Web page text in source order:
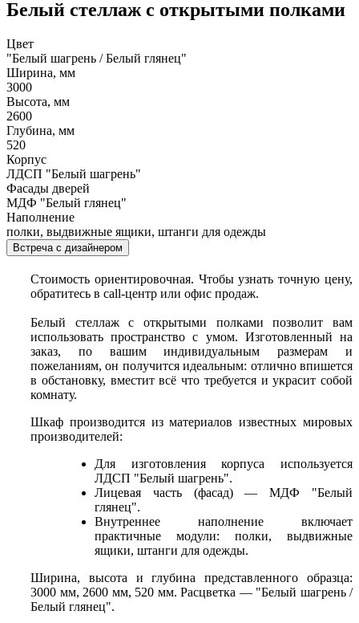
Белый стеллаж с открытыми полками
Цвет
"Белый шагрень / Белый глянец"
Ширина, мм
3000
Высота, мм
2600
Глубина, мм
520
Корпус
ЛДСП "Белый шагрень"
Фасады дверей
МДФ "Белый глянец"
Наполнение
полки, выдвижные ящики, штанги для одежды
Встреча с дизайнером
Стоимость ориентировочная. Чтобы узнать точную цену,
обратитесь в call-центр или офис продаж.
Белый стеллаж с открытыми полками позволит вам
использовать пространство с умом. Изготовленный на
заказ, по вашим индивидуальным размерам и
пожеланиям, он получится идеальным: отлично впишется
в обстановку, вместит всё что требуется и украсит собой
комнату.
Шкаф производится из материалов известных мировых
производителей:
Для изготовления корпуса используется
ЛДСП "Белый шагрень".
Лицевая часть (фасад) — МДФ "Белый
глянец".
Внутреннее наполнение включает
практичные модули: полки, выдвижные
ящики, штанги для одежды.
Ширина, высота и глубина представленного образца:
3000 мм, 2600 мм, 520 мм. Расцветка — "Белый шагрень /
Белый глянец".